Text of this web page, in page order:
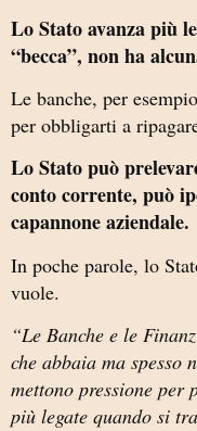
Lo Stato avanza più
“becca”, non ha
Le banche, per
per obbligarti a
Lo Stato può
conto corrente, può
capannone aziendale.
In poche parole, lo
vuole.
“Le Banche e le
che abbaia ma spesso
mettono pressione per
più legate quando si